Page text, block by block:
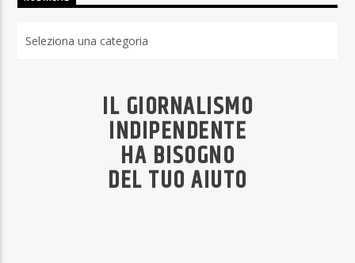
IL GIORNALISMO
INDIPENDENTE
HA BISOGNO
DEL TUO AIUTO